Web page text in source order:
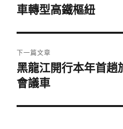
覽
篇
章:
車轉型高鐵樞紐
下一篇文章
下
一
文
黑龍江開行本年首趟
會議車